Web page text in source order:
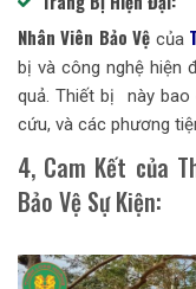
Nhân Viên Bảo Vệ của
bị và công nghệ hiện
quả. Thiết bị này
cứu, và các phương
4, Cam Kết của
Bảo Vệ Sự Kiện: